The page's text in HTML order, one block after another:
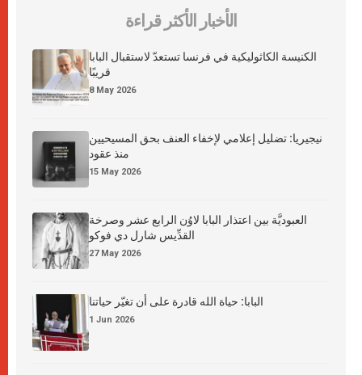
الأخبار الأكثر قراءة
الكنيسة الكاثوليكية في فرنسا تستعدّ لاستقبال البابا
قريبًا
8 May 2026
نيجيريا: تضليل إعلامي لإخفاء العنف بحق المسيحيين
منذ عقود
15 May 2026
العبوديَّة بين اعتذار البابا لاوُن الرابع عشر وصرخة
القدِّيس شارل دي فوكو
27 May 2026
البابا: حياة الله قادرة على أن تغيّر حياتنا
1 Jun 2026